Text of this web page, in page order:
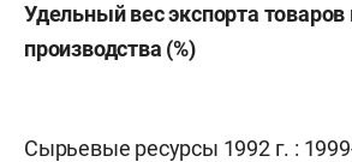
Удельный вес экспорта
производства (%)
Сырьевые ресурсы 1992 г. :